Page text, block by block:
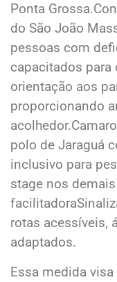
Ponta
do São João
pessoas com
capacitados para
orientação aos
proporcionando
polo de Jaraguá
inclusivo para
stage nos
rotas acessíveis,
adaptados.
Essa medida